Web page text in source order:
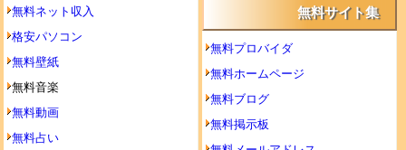
無料ネット収入
格安パソコン
無料壁紙
無料音楽
無料動画
無料占い
無料サイト集
無料プロバイダ
無料ホームページ
無料ブログ
無料掲示板